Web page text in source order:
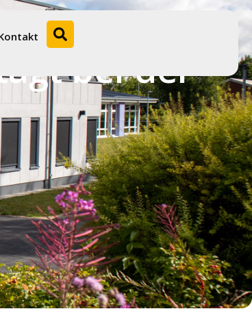
bei der